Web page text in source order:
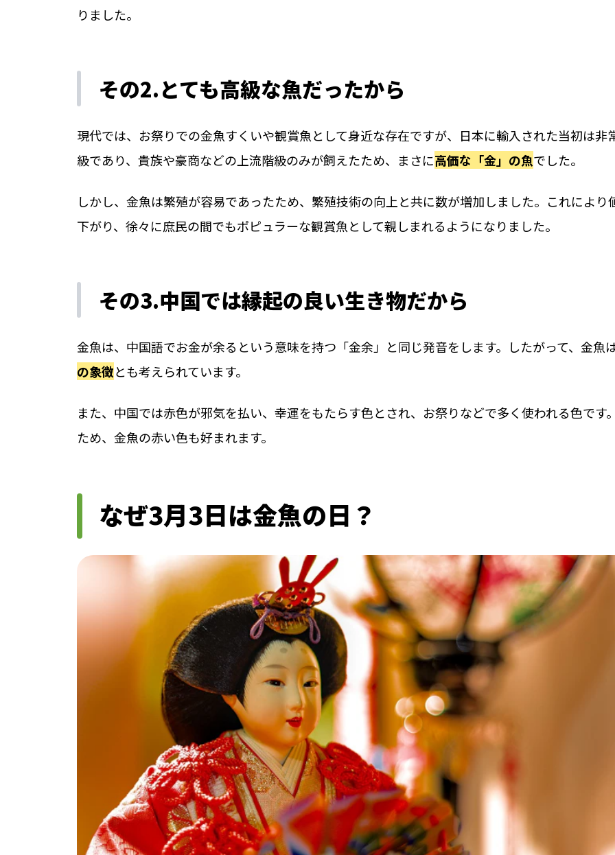
りました。
その2.とても高級な魚だったから
現代では、お祭りでの金魚すくいや観賞魚として身近な存在ですが、日本に輸入された当初は非
級であり、貴族や豪商などの上流階級のみが飼えたため、まさに高価な「金」の魚でした。
しかし、金魚は繁殖が容易であったため、繁殖技術の向上と共に数が増加しました。これにより
下がり、徐々に庶民の間でもポピュラーな観賞魚として親しまれるようになりました。
その3.中国では縁起の良い生き物だから
金魚は、中国語でお金が余るという意味を持つ「金余」と同じ発音をします。したがって、金魚
の象徴とも考えられています。
また、中国では赤色が邪気を払い、幸運をもたらす色とされ、お祭りなどで多く使われる色です
ため、金魚の赤い色も好まれます。
なぜ3月3日は金魚の日？